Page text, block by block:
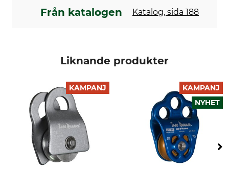
Från katalogen Katalog, sida 188
Liknande produkter
KAMPANJ
KAMPANJ
NYHET